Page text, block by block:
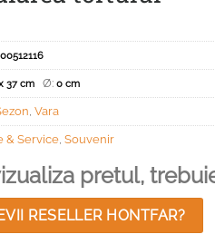
37 cm Ø: 0 cm
Vara
& Service Souvenir
pretul,
RESELLER HONTFAR?